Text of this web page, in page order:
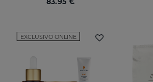
EXCLUSIVO ONLINE